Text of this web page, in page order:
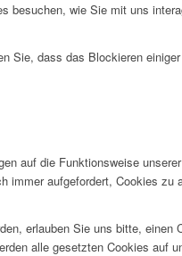
wie Sie mit uns
Sie, dass das Blockieren
auf die Funktionsweise
aufgefordert, Cookies
erlauben Sie uns bitte,
alle gesetzten Cookies auf